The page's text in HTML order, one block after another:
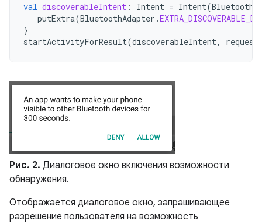
val discoverableIntent : Intent = Intent(
putExtra(BluetoothAdapter .
}
startActivityForResult(discoverableIntent,
Рис. 2. Диалоговое окно включения возможности
обнаружения.
Отображается диалоговое окно, запрашивающее
разрешение пользователя на возможность